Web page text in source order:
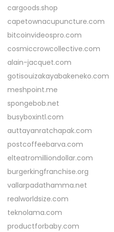
cargoods.shop
capetownacupuncture.com
bitcoinvideospro.com
cosmiccrowcollective.com
alain-jacquet.com
gotisouizakayabakeneko.com
meshpoint.me
spongebob.net
busyboxintl.com
auttayanratchapak.com
postcoffeebarva.com
elteatromilliondollar.com
burgerkingfranchise.org
vallarpadathamma.net
realworldsize.com
teknolama.com
productforbaby.com